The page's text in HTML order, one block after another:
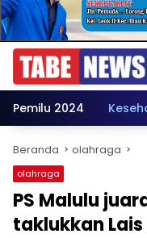
Pemilu 2024
Beranda olahraga
olahraga
PS Malulu
taklukkan